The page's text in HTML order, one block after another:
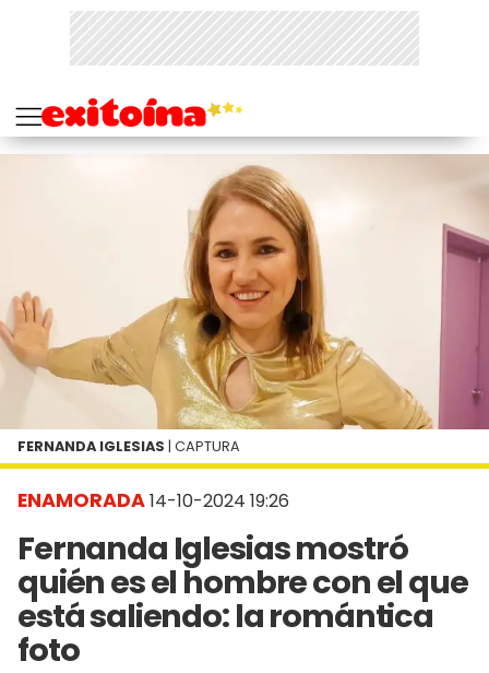
ENAMORADA14-10-2024 19:26
Fernanda Iglesias mostró
quién es el hombre con el que
está saliendo: la romántica
foto
FERNANDA IGLESIAS | CAPTURA